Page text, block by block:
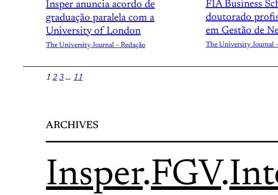
Insper anuncia acordo de
graduação paralela com a
University of London
The University Journal – Redação
FIA Business
doutorado
em Gestão de
The University Journal
1 2 3 … 11
ARCHIVES
Insper.FGV.